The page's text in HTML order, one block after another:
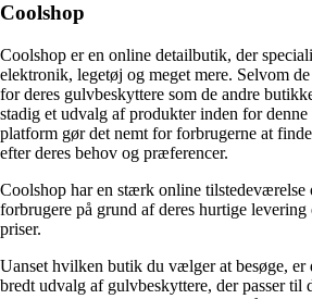
Coolshop
Coolshop er en online detailbutik, der
elektronik, legetøj og meget mere. Selvom
for deres gulvbeskyttere som de andre
stadig et udvalg af produkter inden for
platform gør det nemt for forbrugerne at
efter deres behov og præferencer.
Coolshop har en stærk online
forbrugere på grund af deres hurtige
priser.
Uanset hvilken butik du vælger at besøge, er
bredt udvalg af gulvbeskyttere, der passer til